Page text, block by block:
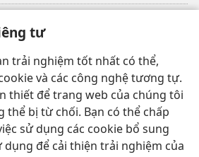
tư
trải nghiệm tốt nhất có thể,
và các công nghệ tương tự.
thiết để trang web của chúng tôi
thể bị từ chối. Bạn có thể chấp
sử dụng các cookie bổ sung
dụng để cải thiện trải nghiệm của
Tháp Canh